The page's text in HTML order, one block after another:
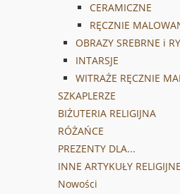
CERAMICZNE
RĘCZNIE
OBRAZY SREBRNE i
INTARSJE
WITRAŻE RĘCZNIE
SZKAPLERZE
BIŻUTERIA RELIGIJNA
RÓŻAŃCE
PREZENTY DLA...
INNE ARTYKUŁY RELIGIJNE
Nowości